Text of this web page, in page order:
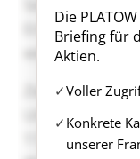
Die
Briefing für
Aktien.
Voller
Konkrete
unserer